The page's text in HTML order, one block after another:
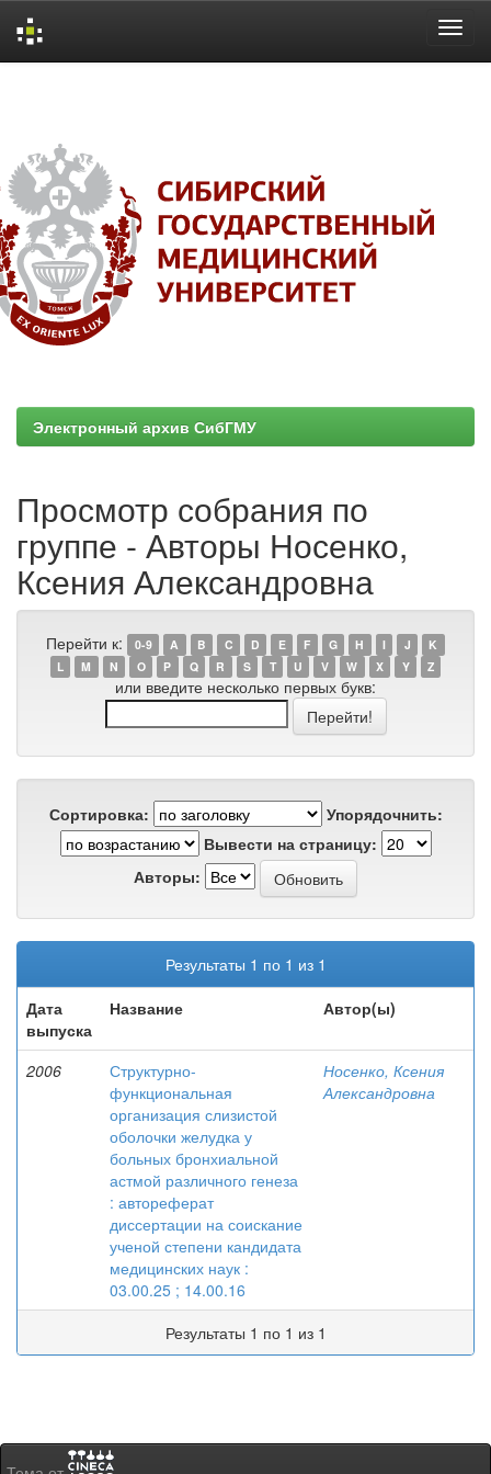
Электронный архив СибГМУ
Просмотр собрания по
группе - Авторы Носенко,
Ксения Александровна
Перейти к: 0-9 A B C D E F G H I J
K
L
M N O P Q R S T U V W X Y Z
или введите несколько первых букв:
Сортировка:
Упорядочнить:
Вывести на страницу:
Авторы:
Результаты 1 по 1 из 1
Дата
выпуска
Название Автор(ы)
2006
Структурно-
функциональная
организация слизистой
оболочки желудка у
больных бронхиальной
астмой различного генеза
: автореферат
диссертации на соискание
ученой степени кандидата
медицинских наук :
03.00.25 ; 14.00.16
Носенко, Ксения
Александровна
Результаты 1 по 1 из 1